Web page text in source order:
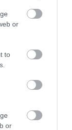
or
to
or
πεδία